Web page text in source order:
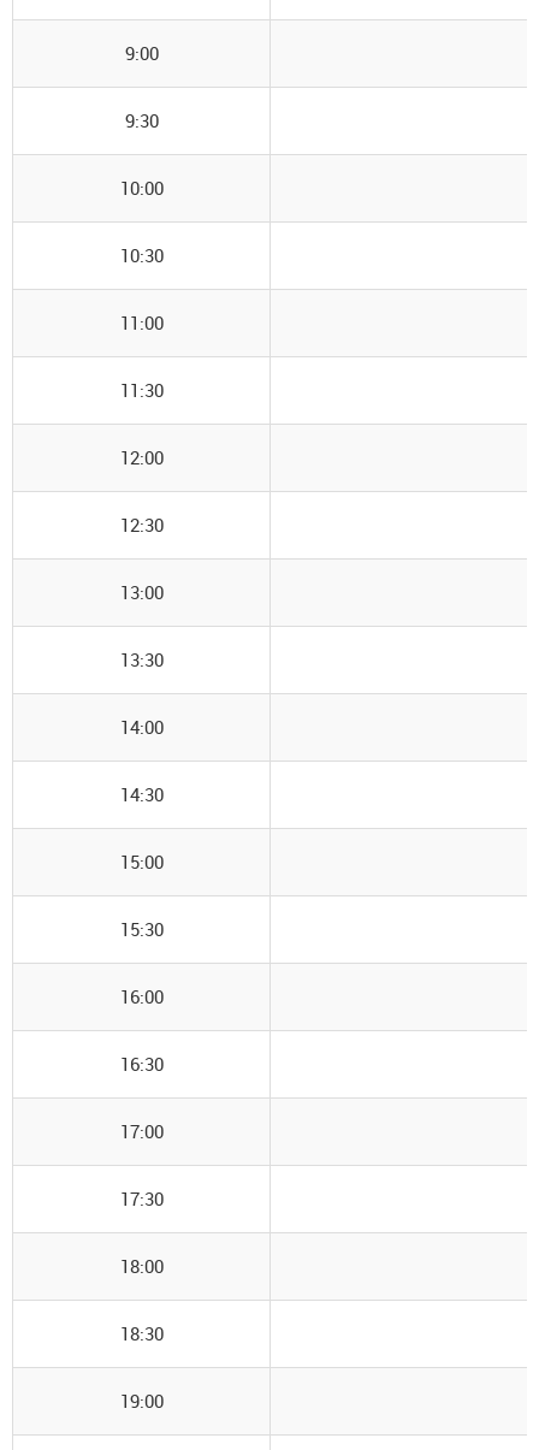
9:00
9:30
10:00
10:30
11:00
11:30
12:00
12:30
13:00
13:30
14:00
14:30
15:00
15:30
16:00
16:30
17:00
17:30
18:00
18:30
19:00